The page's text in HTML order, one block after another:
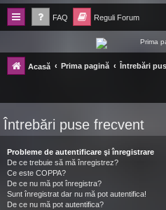
FAQ Reguli Forum
Forum Ecolomania™®
-= Idei pentru viitor =-
Acasă Prima pagină Întrebări
Întrebări puse frecvent
Probleme de autentificare şi înregistrare
De ce trebuie să mă înregistrez?
Ce este COPPA?
De ce nu mă pot înregistra?
Sunt înregistrat dar nu mă pot autentifica!
De ce nu mă pot autentifica?